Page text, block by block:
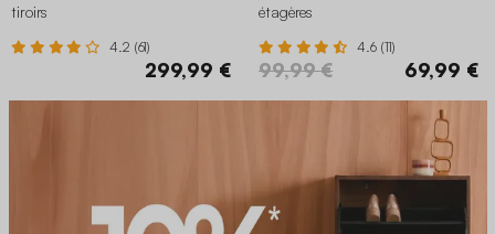
tiroirs
4.2 (61)
299,99 €
étagères
4.6 (11)
99,99 € 69,99 €